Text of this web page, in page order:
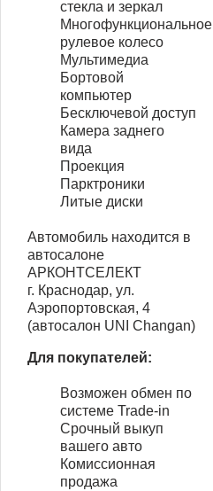
стекла и зеркал
Многофункциональное
рулевое колесо
Мультимедиа
Бортовой
компьютер
Бесключевой доступ
Камера заднего
вида
Проекция
Парктроники
Литые диски
Автомобиль находится в
автосалоне
АРКОНТСЕЛЕКТ
г. Краснодар, ул.
Аэропортовская, 4
(автосалон UNI Changan)
Для покупателей:
Возможен обмен по
системе Trade-in
Срочный выкуп
вашего авто
Комиссионная
продажа